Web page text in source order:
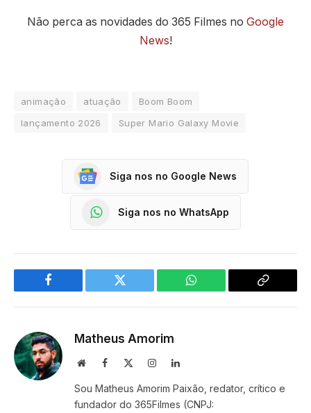
Não perca as novidades do 365 Filmes no Google
News!
animação atuação
Boom Boom
lançamento 2026
Super Mario Galaxy Movie
Siga nos no Google News
Siga nos no WhatsApp
Facebook Twitter WhatsApp
Copy
Matheus Amorim
WebsiteFacebook InstagramLinkedIn
Sou Matheus Amorim Paixão, redator, crítico e
fundador do 365Filmes (CNPJ: